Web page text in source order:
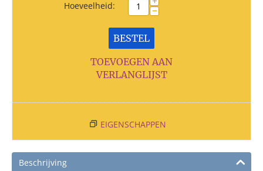
Hoeveelheid: −
BESTEL
TOEVOEGEN AAN
VERLANGLIJST
EIGENSCHAPPEN
Beschrijving